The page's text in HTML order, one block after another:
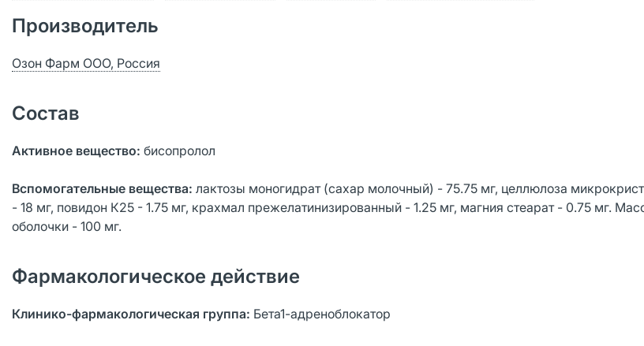
Производитель
Озон Фарм ООО, Россия
Состав
Активное вещество: бисопролол
Вспомогательные вещества: лактозы моногидрат (сахар молочный) - 75.75 мг, целлюлоза
- 18 мг, повидон К25 - 1.75 мг, крахмал прежелатинизированный - 1.25 мг, магния стеарат - 0.75 мг.
оболочки - 100 мг.
Фармакологическое действие
Клинико-фармакологическая группа: Бета1-адреноблокатор